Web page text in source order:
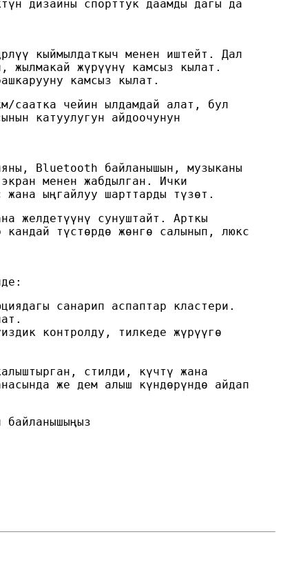
дизайны спорттук даамды дагы да
кыймылдаткыч менен иштейт. Дал
жылмакай жүрүүнү камсыз кылат.
камсыз кылат.
саатка чейин ылдамдай алат, бул
катуулугун айдоочунун
Bluetooth байланышын, музыканы
менен жабдылган. Ички
ыңгайлуу шарттарды түзөт.
желдетүүнү сунуштайт. Арткы
түстөрдө жөнгө салынып, люкс
санарип аспаптар кластери.
контролду, тилкеде жүрүүгө
стилди, күчтү жана
же дем алыш күндөрүндө айдап